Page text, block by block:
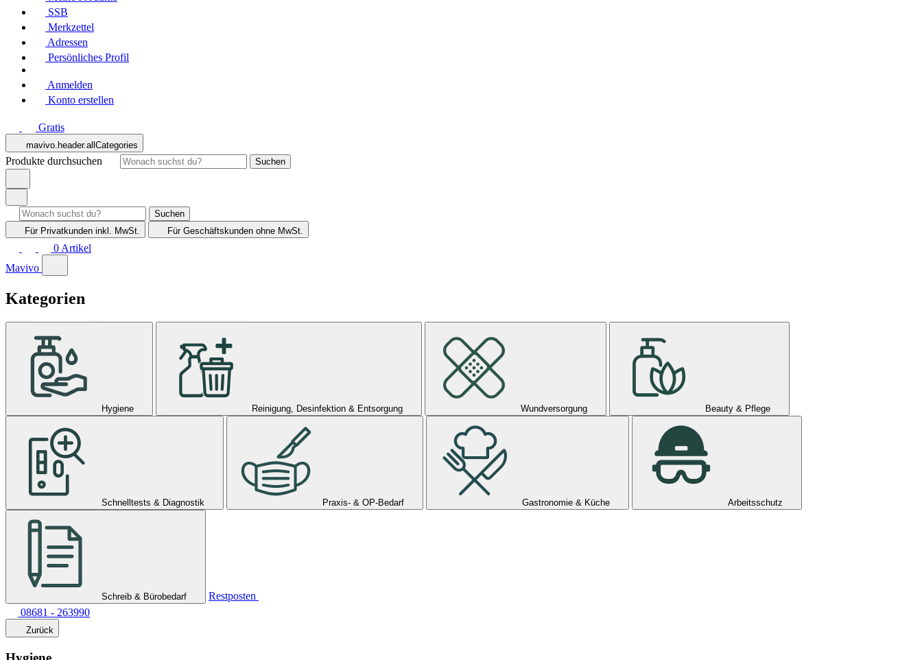
SSB
Merkzettel
Adressen
Persönliches Profil
Anmelden
Konto erstellen
Gratis
mavivo.header.allCategories
Produkte durchsuchen Suchen
Suchen
Für Privatkunden inkl. MwSt. Für Geschäftskunden ohne MwSt.
0 Artikel
Mavivo
Kategorien
Hygiene Reinigung, Desinfektion & Entsorgung Wundversorgung Beauty & Pflege
Schnelltests & Diagnostik Praxis- & OP-Bedarf Gastronomie & Küche Arbeitsschutz
Schreib & Bürobedarf
Restposten
08681 - 263990
Zurück